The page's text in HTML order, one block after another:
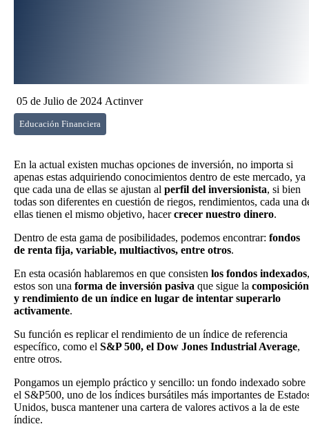
05 de Julio de 2024 Actinver
Educación Financiera
En la actual existen muchas opciones de inversión, no importa si
apenas estas adquiriendo conocimientos dentro de este mercado, ya
que cada una de ellas se ajustan al perfil del inversionista, si bien
todas son diferentes en cuestión de riegos, rendimientos, cada una
ellas tienen el mismo objetivo, hacercrecer nuestro dinero.
Dentro de esta gama de posibilidades, podemos encontrar: fondos
de renta fija, variable, multiactivos, entre otros.
En esta ocasión hablaremos en que consisten los fondos indexados,
estos son una forma de inversión pasiva que sigue la composición
y rendimiento de un índice en lugar de intentar superarlo
activamente.
Su función es replicar el rendimiento de un índice de referencia
específico, como el S&P 500, el Dow Jones Industrial Average,
entre otros.
Pongamos un ejemplo práctico y sencillo: un fondo indexado sobre
el S&P500, uno de los índices bursátiles más importantes de
Unidos, busca mantener una cartera de valores activos a la de este
índice.